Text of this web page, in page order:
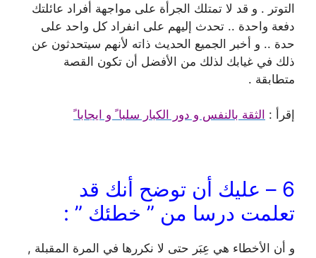
التوتر . و قد لا تمتلك الجرأة على مواجهة أفراد عائلتك
دفعة واحدة .. تحدث إليهم على انفراد كل واحد على
حدة .. و أخبر الجميع الحديث ذاته لأنهم سيتحدثون عن
ذلك في غيابك لذلك من الأفضل أن تكون القصة
متطابقة .
إقرأ : الثقة بالنفس و دور الكبار سلبا ً و ايجابا ً
6 – عليك أن توضح أنك قد
تعلمت درسا من ” خطئك ” :
و أن الأخطاء هي عِبَر حتى لا نكررها في المرة المقبلة ,